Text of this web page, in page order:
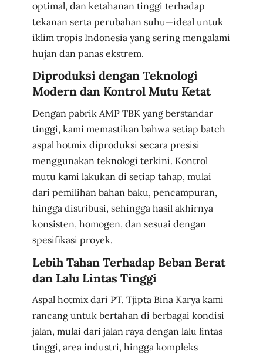
optimal, dan ketahanan tinggi terhadap
tekanan serta perubahan suhu—ideal untuk
iklim tropis Indonesia yang sering mengalami
hujan dan panas ekstrem.
Diproduksi dengan Teknologi
Modern dan Kontrol Mutu Ketat
Dengan pabrik AMP TBK yang berstandar
tinggi, kami memastikan bahwa setiap batch
aspal hotmix diproduksi secara presisi
menggunakan teknologi terkini. Kontrol
mutu kami lakukan di setiap tahap, mulai
dari pemilihan bahan baku, pencampuran,
hingga distribusi, sehingga hasil akhirnya
konsisten, homogen, dan sesuai dengan
spesifikasi proyek.
Lebih Tahan Terhadap Beban Berat
dan Lalu Lintas Tinggi
Aspal hotmix dari PT. Tjipta Bina Karya kami
rancang untuk bertahan di berbagai kondisi
jalan, mulai dari jalan raya dengan lalu lintas
tinggi, area industri, hingga kompleks